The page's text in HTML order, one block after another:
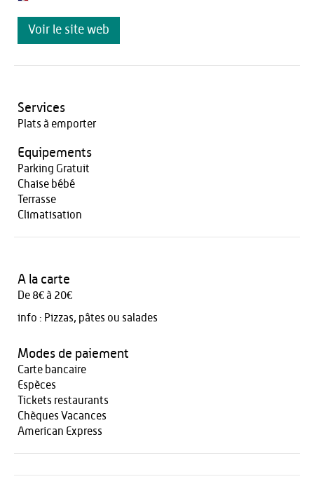
Voir le site web
Services
Plats à emporter
Equipements
Parking Gratuit
Chaise bébé
Terrasse
Climatisation
A la carte
De 8€ à 20€
info : Pizzas, pâtes ou salades
Modes de paiement
Carte bancaire
Espèces
Tickets restaurants
Chèques Vacances
American Express